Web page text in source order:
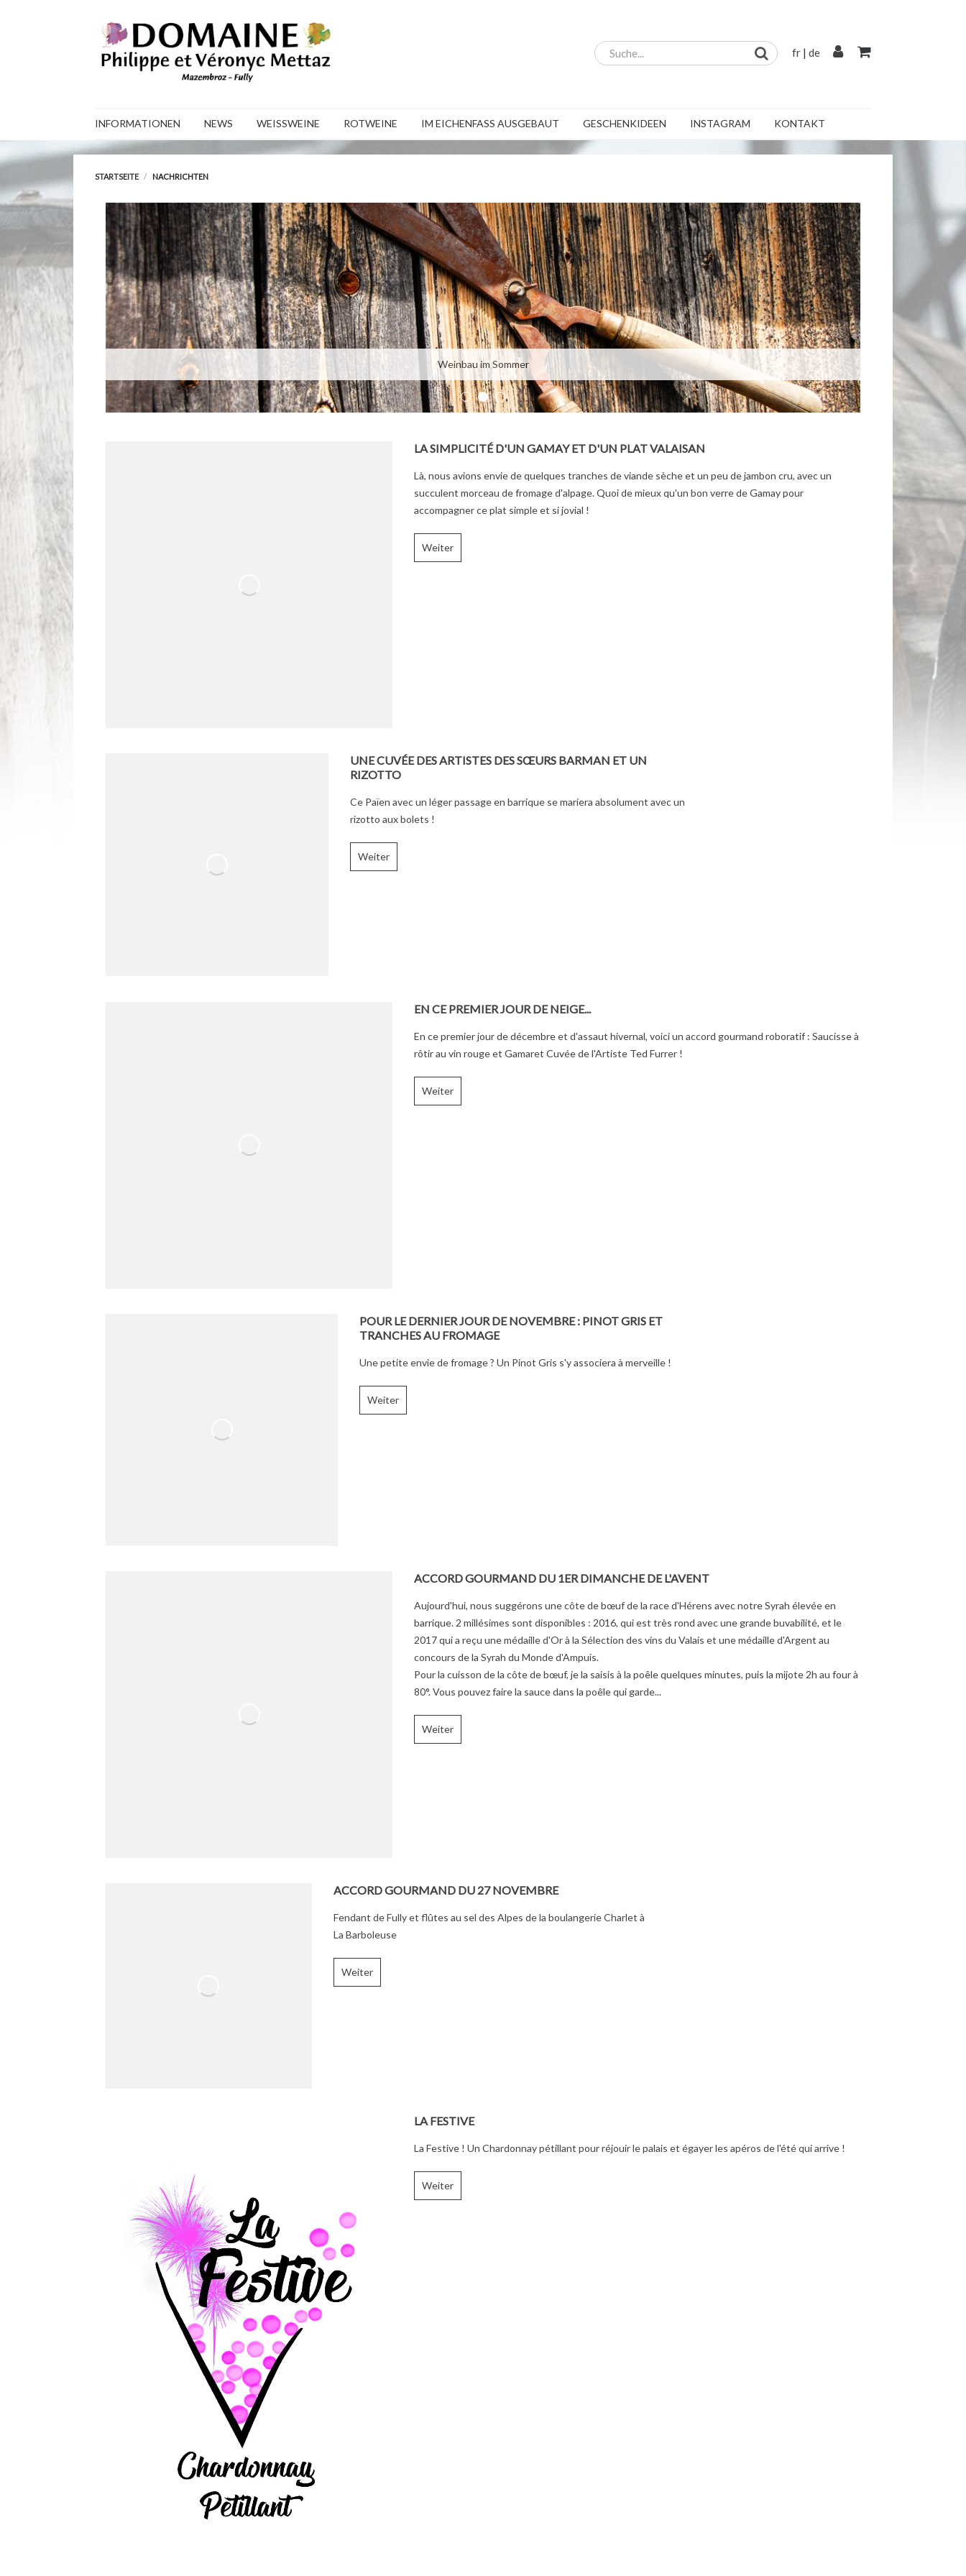
fr| de
INFORMATIONEN NEWS WEISSWEINE ROTWEINE IM EICHENFASS AUSGEBAUT GESCHENKIDEEN INSTAGRAM KONTAKT
STARTSEITE NACHRICHTEN
Weinbau im Sommer
LA SIMPLICITÉ D'UN GAMAY ET D'UN PLAT VALAISAN
Là, nous avions envie de quelques tranches de viande sèche et un peu de jambon cru, avec un
succulent morceau de fromage d'alpage. Quoi de mieux qu'un bon verre de Gamay pour
accompagner ce plat simple et si jovial !
Weiter
UNE CUVÉE DES ARTISTES DES SŒURS BARMAN ET UN
RIZOTTO
Ce Païen avec un léger passage en barrique se mariera absolument avec un
rizotto aux bolets !
Weiter
EN CE PREMIER JOUR DE NEIGE...
En ce premier jour de décembre et d'assaut hivernal, voici un accord gourmand roboratif : Saucisse à
rôtir au vin rouge et Gamaret Cuvée de l'Artiste Ted Furrer !
Weiter
POUR LE DERNIER JOUR DE NOVEMBRE : PINOT GRIS ET
TRANCHES AU FROMAGE
Une petite envie de fromage ? Un Pinot Gris s'y associera à merveille !
Weiter
ACCORD GOURMAND DU 1ER DIMANCHE DE L'AVENT
Aujourd'hui, nous suggérons une côte de bœuf de la race d'Hérens avec notre Syrah élevée en
barrique. 2 millésimes sont disponibles : 2016, qui est très rond avec une grande buvabilité, et le
2017 qui a reçu une médaille d'Or à la Sélection des vins du Valais et une médaille d'Argent au
concours de la Syrah du Monde d'Ampuis.
Pour la cuisson de la côte de bœuf, je la saisis à la poêle quelques minutes, puis la mijote 2h au four à
80°. Vous pouvez faire la sauce dans la poêle qui garde...
Weiter
ACCORD GOURMAND DU 27 NOVEMBRE
Fendant de Fully et flûtes au sel des Alpes de la boulangerie Charlet à
La Barboleuse
Weiter
LA FESTIVE
La Festive ! Un Chardonnay pétillant pour réjouir le palais et égayer les apéros de l'été qui arrive !
Weiter